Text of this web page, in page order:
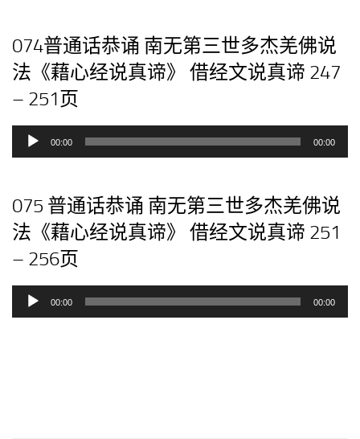
器
074普通话恭诵 南无第三世多杰羌佛说
法《藉心经说真谛》 借经文说真谛 247
– 251页
器
00:00 00:00
075 普通话恭诵 南无第三世多杰羌佛说
法《藉心经说真谛》 借经文说真谛 251
– 256页
00:00 00:00